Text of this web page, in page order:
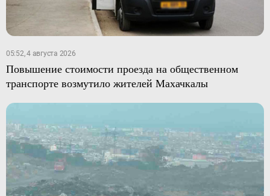
05:52, 4 августа 2026
Повышение стоимости проезда на общественном
транспорте возмутило жителей Махачкалы